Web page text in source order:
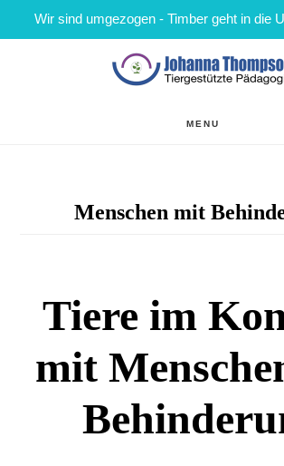
Wir sind umgezogen - Timber geht in die
MENU
Menschen mit
Tiere im
mit